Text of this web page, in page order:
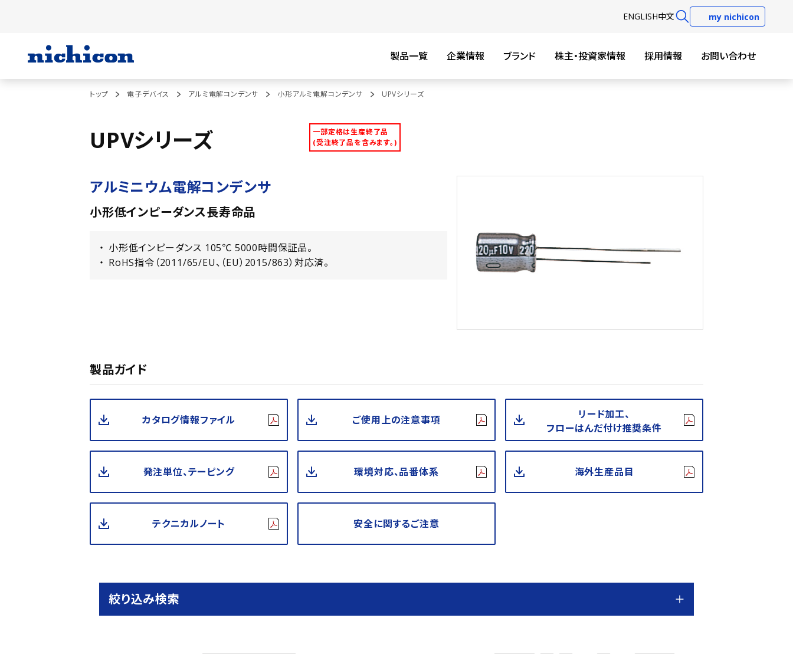
ENGLISH中文 my nichicon
製品一覧 企業情報 ブランド 株主・投資家情報 採用情報 お問い合わせ
トップ 電子デバイス アルミ電解コンデンサ 小形アルミ電解コンデンサ UPVシリーズ
UPVシリーズ
一部定格は生産終了品
(受注終了品を含みます。)
アルミニウム電解コンデンサ
小形低インピーダンス長寿命品
小形低インピーダンス 105℃ 5000時間保証品。
RoHS指令（2011/65/EU、（EU）2015/863）対応済。
製品ガイド
カタログ情報ファイル ご使用上の注意事項
リード加工、
フローはんだ付け推奨条件
発注単位、テーピング 環境対応、品番体系 海外生産品目
テクニカルノート 安全に関するご注意
絞り込み検索